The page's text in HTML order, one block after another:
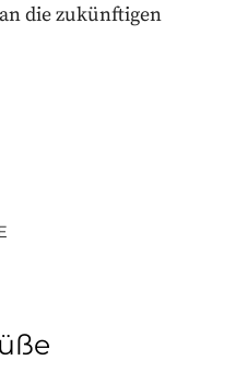
die zukünftigen